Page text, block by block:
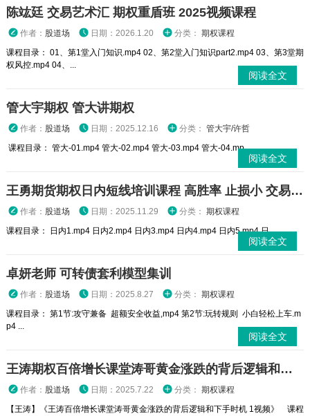
陈竑廷 交易艺术汇 期权重盾班 2025视频课程
作者： 股道场 日期：2026.1.20 分类： 期权课程
课程目录： 01、第1堂入门知识.mp4 02、第2堂入门知识part2.mp4 03、第3堂期
权风控.mp4 04、...
阅读全文
管大宇期权 管大讲期权
作者： 股道场 日期：2025.12.16 分类： 管大宇/许哲
课程目录： 管大-01.mp4 管大-02.mp4 管大-03.mp4 管大-04.mp...
阅读全文
王勇期货期权日内短线培训课程 高胜率 止损小 交易高手
作者： 股道场 日期：2025.11.29 分类： 期权课程
课程目录： 日内1.mp4 日内2.mp4 日内3.mp4 日内4.mp4 日内5.mp4 日...
阅读全文
卓妍老师 可转债套利模型集训
作者： 股道场 日期：2025.8.27 分类： 期权课程
课程目录： 第1节:攻守兼备 超额安全收益,mp4 第2节:玩转规则 小白轻松上车.m
p4 ...
阅读全文
王涛期权百倍增长课堂涛哥黄金涨跌的背后逻辑和下手时机 1视频
作者： 股道场 日期：2025.7.22 分类： 期权课程
【王涛】《王涛百倍增长课堂涛哥黄金涨跌的背后逻辑和下手时机 1视频》 课程